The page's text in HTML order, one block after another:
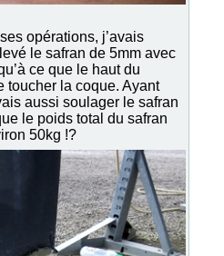
opérations, j’avais
le safran de 5mm avec
ce que le haut du
toucher la coque. Ayant
aussi soulager le safran
le poids total du safran
50kg !?